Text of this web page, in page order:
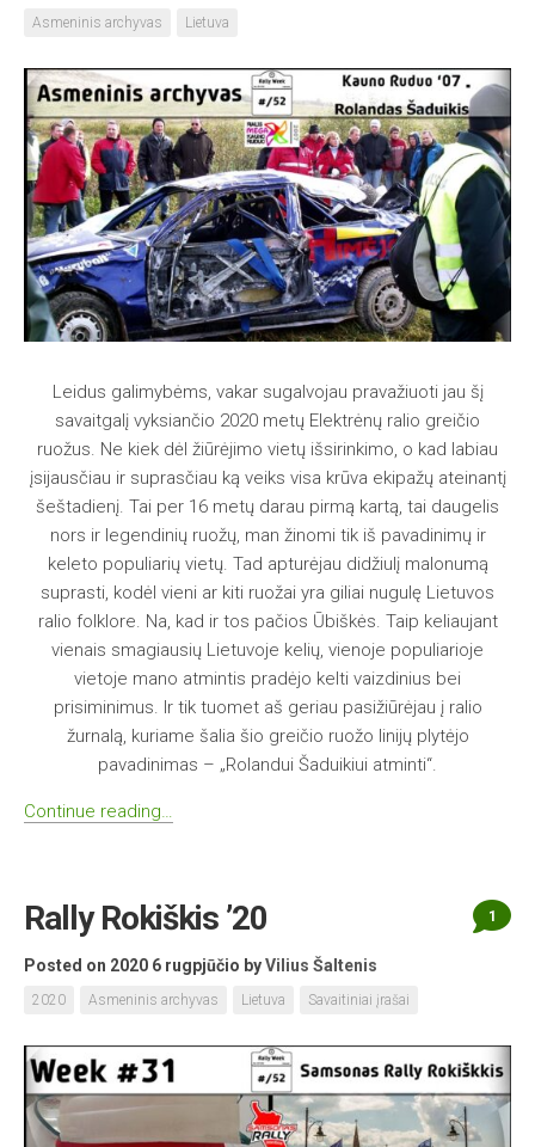
Asmeninis archyvas Lietuva
Leidus galimybėms, vakar sugalvojau pravažiuoti jau šį
savaitgalį vyksiančio 2020 metų Elektrėnų ralio greičio
ruožus. Ne kiek dėl žiūrėjimo vietų išsirinkimo, o kad labiau
įsijausčiau ir suprasčiau ką veiks visa krūva ekipažų ateinantį
šeštadienį. Tai per 16 metų darau pirmą kartą, tai daugelis
nors ir legendinių ruožų, man žinomi tik iš pavadinimų ir
keleto populiarių vietų. Tad apturėjau didžiulį malonumą
suprasti, kodėl vieni ar kiti ruožai yra giliai nugulę Lietuvos
ralio folklore. Na, kad ir tos pačios Ūbiškės. Taip keliaujant
vienais smagiausių Lietuvoje kelių, vienoje populiarioje
vietoje mano atmintis pradėjo kelti vaizdinius bei
prisiminimus. Ir tik tuomet aš geriau pasižiūrėjau į ralio
žurnalą, kuriame šalia šio greičio ruožo linijų plytėjo
pavadinimas – „Rolandui Šaduikiui atminti“.
Continue reading…
Rally Rokiškis ’20
Posted on 2020 6 rugpjūčio byVilius Šaltenis
2020 Asmeninis archyvas Lietuva Savaitiniai įrašai
1